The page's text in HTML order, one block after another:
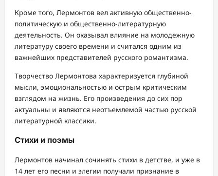
Кроме того, Лермонтов вел активную общественно-
политическую и общественно-литературную
деятельность. Он оказывал влияние на молодежную
литературу своего времени и считался одним из
важнейших представителей русского романтизма.
Творчество Лермонтова характеризуется глубиной
мысли, эмоциональностью и острым критическим
взглядом на жизнь. Его произведения до сих пор
актуальны и являются неотъемлемой частью русской
литературной классики.
Стихи и поэмы
Лермонтов начинал сочинять стихи в детстве, и уже в
14 лет его песни и элегии получали признание в